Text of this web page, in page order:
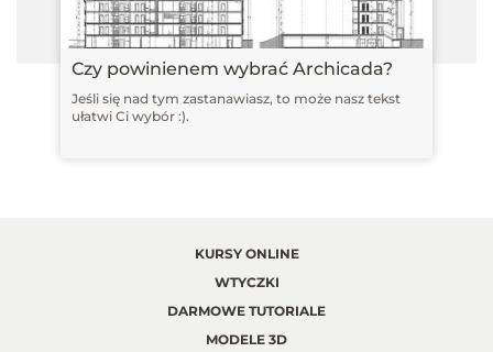
Czy powinienem wybrać Archicada?
Jeśli się nad tym zastanawiasz, to może nasz tekst
ułatwi Ci wybór :).
KURSY ONLINE
WTYCZKI
DARMOWE TUTORIALE
MODELE 3D